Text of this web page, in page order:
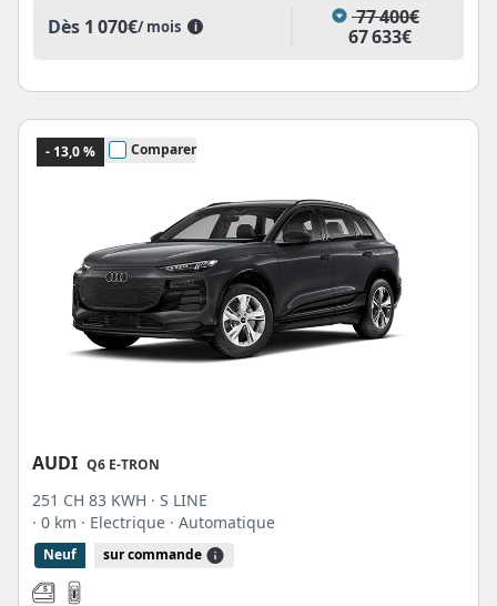
Dès 1 070€/ mois i
77 400€
67 633€
- 13,0 % Comparer
AUDI Q6 E-TRON
251 CH 83 KWH · S LINE
· 0 km · Electrique · Automatique
Neuf sur commande